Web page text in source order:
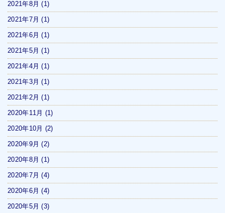
2021年8月(1)
2021年7月(1)
2021年6月(1)
2021年5月(1)
2021年4月(1)
2021年3月(1)
2021年2月(1)
2020年11月 (1)
2020年10月 (2)
2020年9月(2)
2020年8月(1)
2020年7月(4)
2020年6月(4)
2020年5月(3)